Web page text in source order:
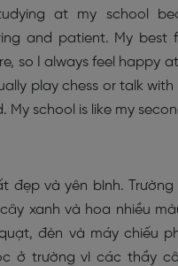
at my school
and patient. My best
so I always feel happy
play chess or talk with
My school is like my
đẹp và yên bình.
xanh và hoa nhiều
đèn và máy chiếu
ở trường vì các thầy